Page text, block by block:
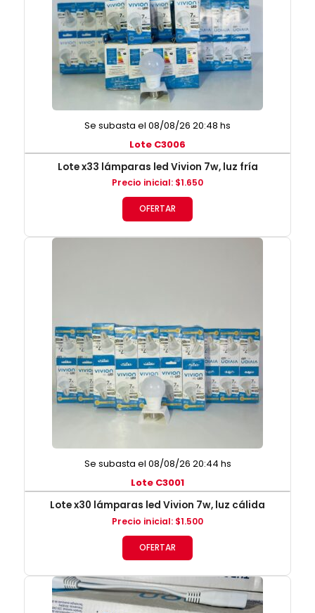
Se subasta el 08/08/26 20:48 hs
Lote C3006
Lote x33 lámparas led Vivion 7w, luz fría
Precio inicial: $1.650
OFERTAR
Se subasta el 08/08/26 20:44 hs
Lote C3001
Lote x30 lámparas led Vivion 7w, luz cálida
Precio inicial: $1.500
OFERTAR